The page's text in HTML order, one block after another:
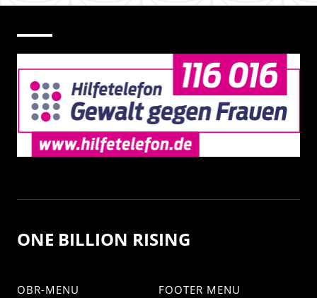
ONE BILLION RISING
OBR-MENU FOOTER MENU